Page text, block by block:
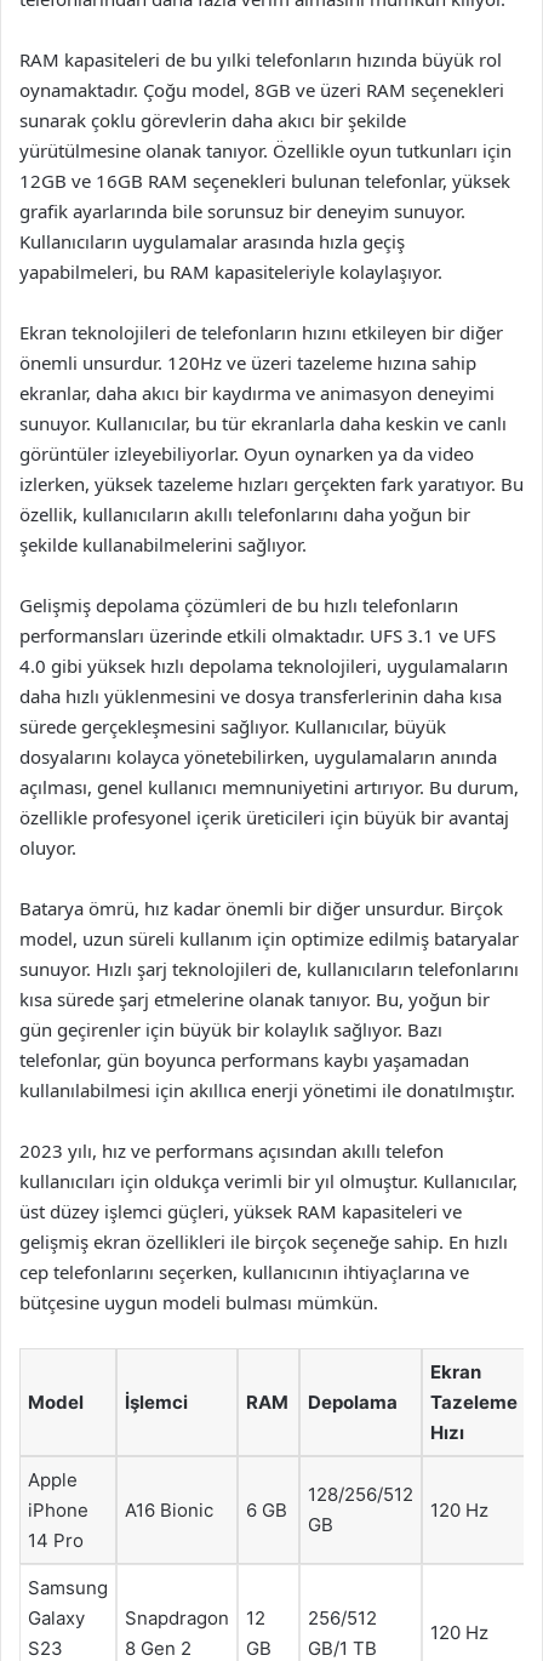
RAM kapasiteleri de bu yılki telefonların hızında büyük rol
oynamaktadır. Çoğu model, 8GB ve üzeri RAM seçenekleri
sunarak çoklu görevlerin daha akıcı bir şekilde
yürütülmesine olanak tanıyor. Özellikle oyun tutkunları için
12GB ve 16GB RAM seçenekleri bulunan telefonlar, yüksek
grafik ayarlarında bile sorunsuz bir deneyim sunuyor.
Kullanıcıların uygulamalar arasında hızla geçiş
yapabilmeleri, bu RAM kapasiteleriyle kolaylaşıyor.
Ekran teknolojileri de telefonların hızını etkileyen bir diğer
önemli unsurdur. 120Hz ve üzeri tazeleme hızına sahip
ekranlar, daha akıcı bir kaydırma ve animasyon deneyimi
sunuyor. Kullanıcılar, bu tür ekranlarla daha keskin ve canlı
görüntüler izleyebiliyorlar. Oyun oynarken ya da video
izlerken, yüksek tazeleme hızları gerçekten fark yaratıyor. Bu
özellik, kullanıcıların akıllı telefonlarını daha yoğun bir
şekilde kullanabilmelerini sağlıyor.
Gelişmiş depolama çözümleri de bu hızlı telefonların
performansları üzerinde etkili olmaktadır. UFS 3.1 ve UFS
4.0 gibi yüksek hızlı depolama teknolojileri, uygulamaların
daha hızlı yüklenmesini ve dosya transferlerinin daha kısa
sürede gerçekleşmesini sağlıyor. Kullanıcılar, büyük
dosyalarını kolayca yönetebilirken, uygulamaların anında
açılması, genel kullanıcı memnuniyetini artırıyor. Bu durum,
özellikle profesyonel içerik üreticileri için büyük bir avantaj
oluyor.
Batarya ömrü, hız kadar önemli bir diğer unsurdur. Birçok
model, uzun süreli kullanım için optimize edilmiş bataryalar
sunuyor. Hızlı şarj teknolojileri de, kullanıcıların telefonlarını
kısa sürede şarj etmelerine olanak tanıyor. Bu, yoğun bir
gün geçirenler için büyük bir kolaylık sağlıyor. Bazı
telefonlar, gün boyunca performans kaybı yaşamadan
kullanılabilmesi için akıllıca enerji yönetimi ile donatılmıştır.
2023 yılı, hız ve performans açısından akıllı telefon
kullanıcıları için oldukça verimli bir yıl olmuştur. Kullanıcılar,
üst düzey işlemci güçleri, yüksek RAM kapasiteleri ve
gelişmiş ekran özellikleri ile birçok seçeneğe sahip. En hızlı
cep telefonlarını seçerken, kullanıcının ihtiyaçlarına ve
bütçesine uygun modeli bulması mümkün.
Model İşlemci RAM Depolama
Ekran
Tazeleme
Hızı
Apple
iPhone
14 Pro
A16 Bionic 6 GB
128/256/512
GB
120 Hz
Samsung
Galaxy
S23
Snapdragon
8 Gen 2
12
GB
256/512
GB/1 TB
120 Hz